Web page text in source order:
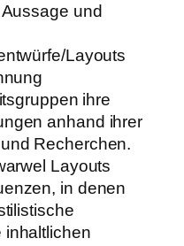
und
Layouts
ihre
anhand ihrer
Recherchen.
Layouts
in denen
inhaltlichen